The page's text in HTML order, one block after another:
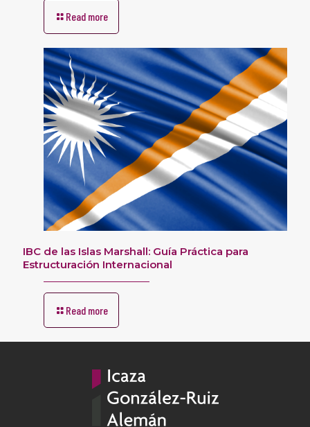
Read more
IBC de las Islas Marshall: Guía Práctica para
Estructuración Internacional
Read more